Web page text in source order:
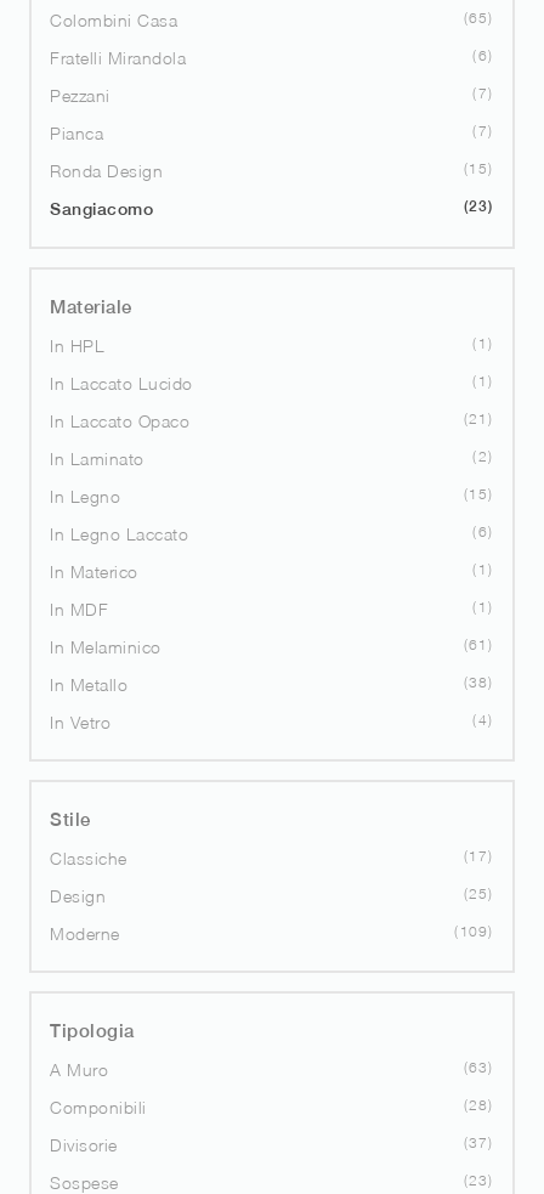
Colombini Casa 65
Fratelli Mirandola 6
Pezzani 7
Pianca 7
Ronda Design 15
Sangiacomo 23
Materiale
In HPL
1
In Laccato Lucido 1
In Laccato Opaco 21
In Laminato 2
In Legno 15
In Legno Laccato 6
In Materico 1
In MDF 1
In Melaminico 61
In Metallo 38
In Vetro 4
Stile
Classiche
17
Design 25
Moderne 109
Tipologia
A Muro
63
Componibili 28
Divisorie 37
Sospese 23